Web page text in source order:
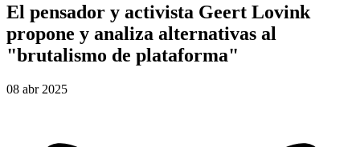
El pensador y activista Geert Lovink
propone y analiza alternativas al
"brutalismo de plataforma"
08 abr 2025